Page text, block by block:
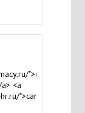
">global
<a
">canada